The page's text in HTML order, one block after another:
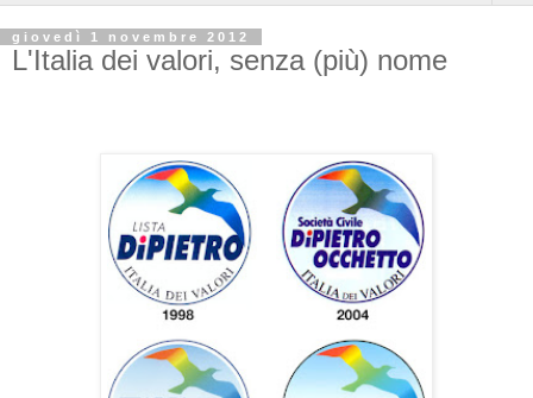
giovedì 1 novembre 2012
L'Italia dei valori, senza (più) nome